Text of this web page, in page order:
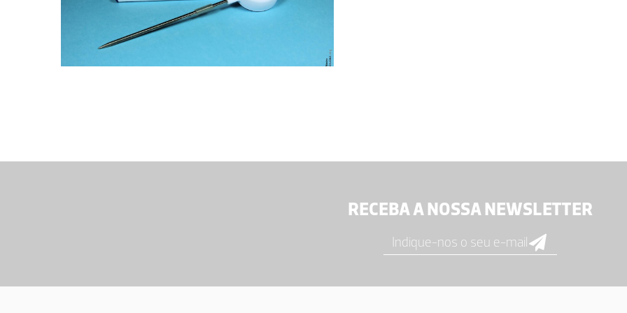
RECEBA A NOSSA NEWSLETTER